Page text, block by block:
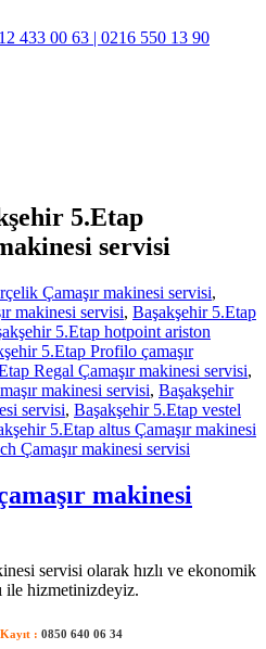
433 00 63 | 0216 550 13 90
5.Etap
servisi
Çamaşır makinesi servisi,
makinesi servisi, Başakşehir 5.Etap
5.Etap hotpoint ariston
5.Etap Profilo çamaşır
Regal Çamaşır makinesi servisi,
makinesi servisi, Başakşehir
servisi, Başakşehir 5.Etap vestel
5.Etap altus Çamaşır makinesi
Çamaşır makinesi servisi
makinesi
servisi olarak hızlı ve ekonomik
ile hizmetinizdeyiz.
: 0850 640 06 34